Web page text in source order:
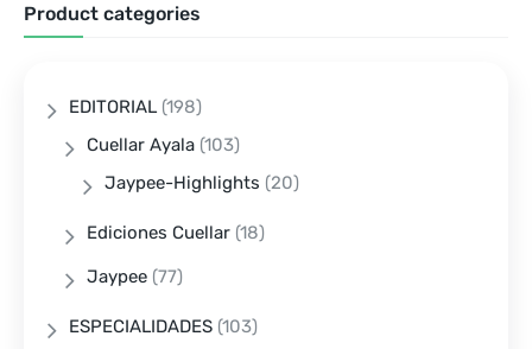
Product categories
EDITORIAL (198)
Cuellar Ayala (103)
Jaypee-Highlights (20)
Ediciones Cuellar (18)
Jaypee (77)
ESPECIALIDADES (103)